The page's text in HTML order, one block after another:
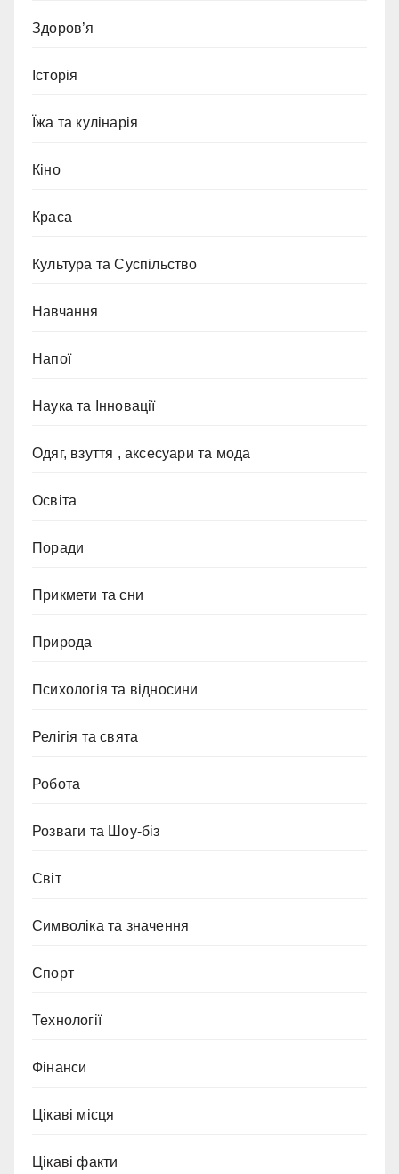
Здоров’я
Історія
Їжа та кулінарія
Кіно
Краса
Культура та Суспільство
Навчання
Напої
Наука та Інновації
Одяг, взуття , аксесуари та мода
Освіта
Поради
Прикмети та сни
Природа
Психологія та відносини
Релігія та свята
Робота
Розваги та Шоу-біз
Світ
Символіка та значення
Спорт
Технології
Фінанси
Цікаві місця
Цікаві факти